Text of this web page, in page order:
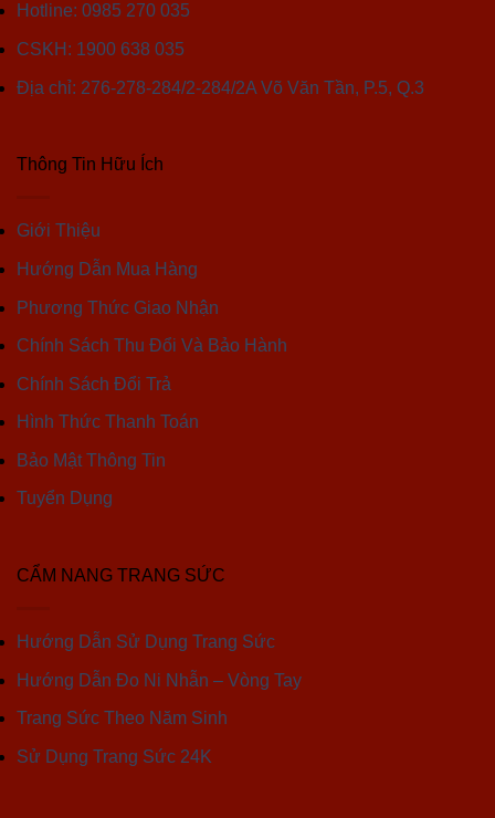
Hotline: 0985 270 035
CSKH: 1900 638 035
Địa chỉ: 276-278-284/2-284/2A Võ Văn Tần, P.5, Q.3
Thông Tin Hữu Ích
Giới Thiệu
Hướng Dẫn Mua Hàng
Phương Thức Giao Nhận
Chính Sách Thu Đổi Và Bảo Hành
Chính Sách Đổi Trả
Hình Thức Thanh Toán
Bảo Mật Thông Tin
Tuyển Dụng
CẨM NANG TRANG SỨC
Hướng Dẫn Sử Dụng Trang Sức
Hướng Dẫn Đo Ni Nhẫn – Vòng Tay
Trang Sức Theo Năm Sinh
Sử Dụng Trang Sức 24K